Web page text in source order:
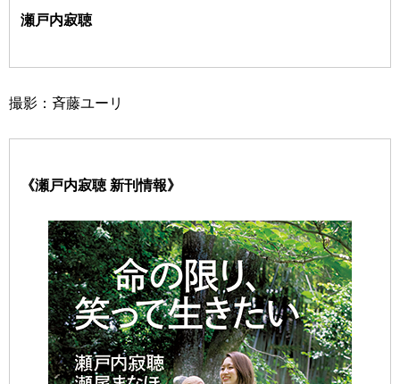
瀬戸内寂聴
撮影：斉藤ユーリ
《瀬戸内寂聴 新刊情報》